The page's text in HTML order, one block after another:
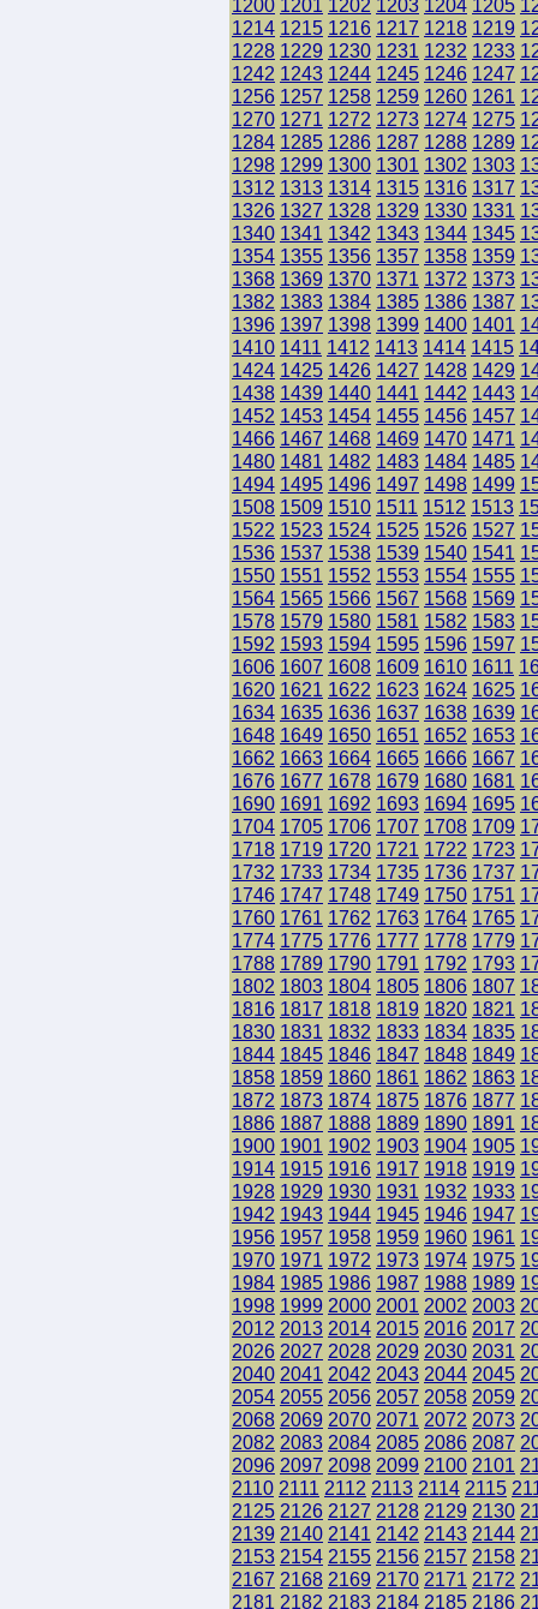
1200 1201 1202 1203 1204 1205
1214 1215 1216 1217 1218 1219
1228 1229 1230 1231 1232 1233
1242 1243 1244 1245 1246 1247
1256 1257 1258 1259 1260 1261
1270 1271 1272 1273 1274 1275
1284 1285 1286 1287 1288 1289
1298 1299 1300 1301 1302 1303
1312 1313 1314 1315 1316 1317
1326 1327 1328 1329 1330 1331
1340 1341 1342 1343 1344 1345
1354 1355 1356 1357 1358 1359
1368 1369 1370 1371 1372 1373
1382 1383 1384 1385 1386 1387
1396 1397 1398 1399 1400 1401
1410 1411 1412 1413 1414 1415
1424 1425 1426 1427 1428 1429
1438 1439 1440 1441 1442 1443
1452 1453 1454 1455 1456 1457
1466 1467 1468 1469 1470 1471
1480 1481 1482 1483 1484 1485
1494 1495 1496 1497 1498 1499
1508 1509 1510 1511 1512 1513
1522 1523 1524 1525 1526 1527
1536 1537 1538 1539 1540 1541
1550 1551 1552 1553 1554 1555
1564 1565 1566 1567 1568 1569
1578 1579 1580 1581 1582 1583
1592 1593 1594 1595 1596 1597
1606 1607 1608 1609 1610 1611
1620 1621 1622 1623 1624 1625
1634 1635 1636 1637 1638 1639
1648 1649 1650 1651 1652 1653
1662 1663 1664 1665 1666 1667
1676 1677 1678 1679 1680 1681
1690 1691 1692 1693 1694 1695
1704 1705 1706 1707 1708 1709
1718 1719 1720 1721 1722 1723
1732 1733 1734 1735 1736 1737
1746 1747 1748 1749 1750 1751
1760 1761 1762 1763 1764 1765
1774 1775 1776 1777 1778 1779
1788 1789 1790 1791 1792 1793
1802 1803 1804 1805 1806 1807
1816 1817 1818 1819 1820 1821
1830 1831 1832 1833 1834 1835
1844 1845 1846 1847 1848 1849
1858 1859 1860 1861 1862 1863
1872 1873 1874 1875 1876 1877
1886 1887 1888 1889 1890 1891
1900 1901 1902 1903 1904 1905
1914 1915 1916 1917 1918 1919
1928 1929 1930 1931 1932 1933
1942 1943 1944 1945 1946 1947
1956 1957 1958 1959 1960 1961
1970 1971 1972 1973 1974 1975
1984 1985 1986 1987 1988 1989
1998 1999 2000 2001 2002 2003
2012 2013 2014 2015 2016 2017
2026 2027 2028 2029 2030 2031
2040 2041 2042 2043 2044 2045
2054 2055 2056 2057 2058 2059
2068 2069 2070 2071 2072 2073
2082 2083 2084 2085 2086 2087
2096 2097 2098 2099 2100 2101
2110 2111 2112 2113 2114 2115
2125 2126 2127 2128 2129 2130
2139 2140 2141 2142 2143 2144
2153 2154 2155 2156 2157 2158
2167 2168 2169 2170 2171 2172
2181 2182 2183 2184 2185 2186